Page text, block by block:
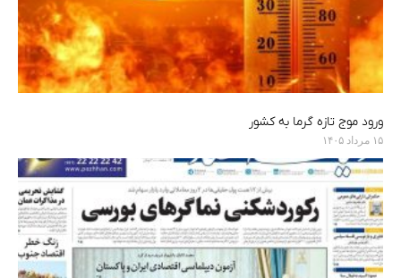
ورود موج تازه گرما به کشور
۱۵ مرداد ۱۴۰۵